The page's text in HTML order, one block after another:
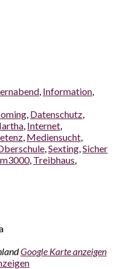
, Information,
, Datenschutz,
, Internet,
, Mediensucht,
,Sexting,Sicher
, Treibhaus,
Google Karte anzeigen